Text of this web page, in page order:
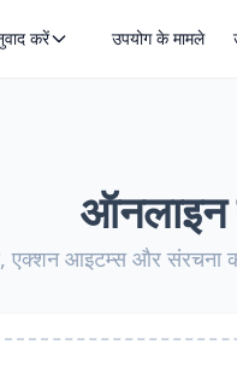
करें उपयोग के मामले
ऑनलाइन
एक्शन आइटम्स और संरचना